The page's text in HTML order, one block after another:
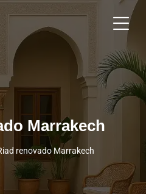
Marrakech
renovado Marrakech